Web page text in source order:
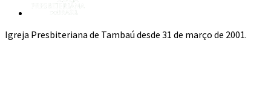
Igreja Presbiteriana de Tambaú desde 31 de março de 2001.